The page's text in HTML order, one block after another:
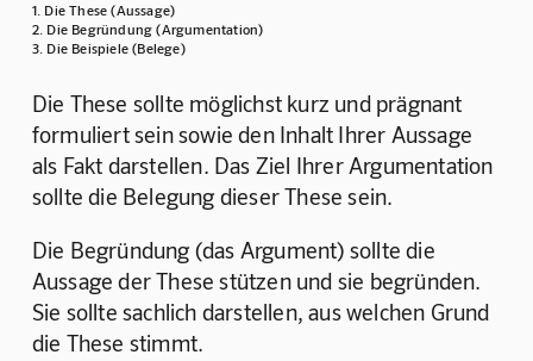
1. Die These (Aussage)
2. Die Begründung (Argumentation)
3. Die Beispiele (Belege)
Die These sollte möglichst kurz und prägnant
formuliert sein sowie den Inhalt Ihrer Aussage
als Fakt darstellen. Das Ziel Ihrer Argumentation
sollte die Belegung dieser These sein.
Die Begründung (das Argument) sollte die
Aussage der These stützen und sie begründen.
Sie sollte sachlich darstellen, aus welchen Grund
die These stimmt.